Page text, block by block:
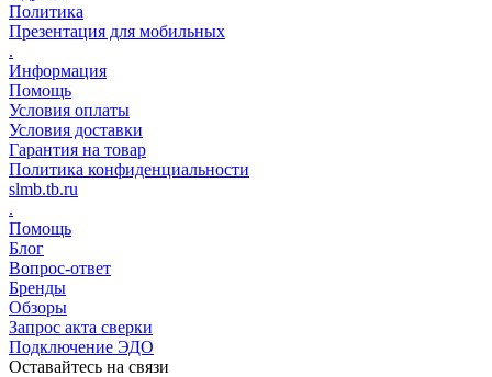
Политика
Презентация для мобильных
.
Информация
Помощь
Условия оплаты
Условия доставки
Гарантия на товар
Политика конфиденциальности
slmb.tb.ru
.
Помощь
Блог
Вопрос-ответ
Бренды
Обзоры
Запрос акта сверки
Подключение ЭДО
Оставайтесь на связи